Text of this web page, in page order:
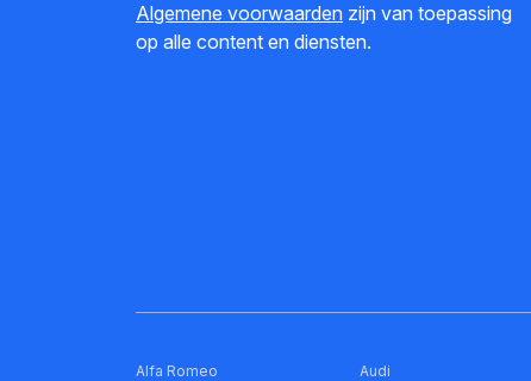
Algemene voorwaarden zijn van toepassing
op alle content en diensten.
Alfa Romeo Audi